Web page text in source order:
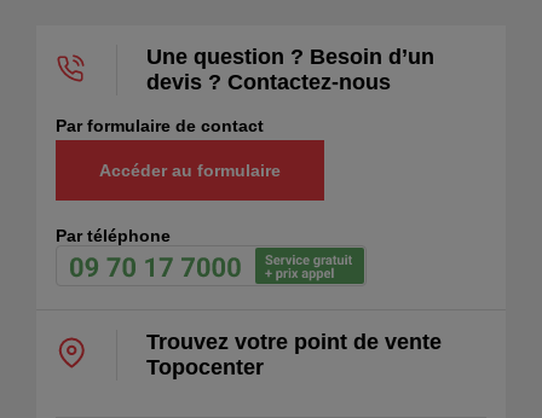
Une question ? Besoin d’un
devis ? Contactez-nous
Par formulaire de contact
Accéder au formulaire
Par téléphone
Trouvez votre point de vente
Topocenter